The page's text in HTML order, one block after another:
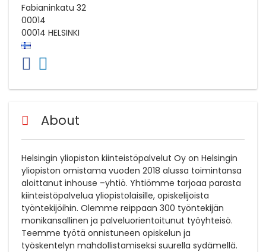
Fabianinkatu 32
00014
00014 HELSINKI
About
Helsingin yliopiston kiinteistöpalvelut Oy on Helsingin
yliopiston omistama vuoden 2018 alussa toimintansa
aloittanut inhouse –yhtiö. Yhtiömme tarjoaa parasta
kiinteistöpalvelua yliopistolaisille, opiskelijoista
työntekijöihin. Olemme reippaan 300 työntekijän
monikansallinen ja palveluorientoitunut työyhteisö.
Teemme työtä onnistuneen opiskelun ja
työskentelyn mahdollistamiseksi suurella sydämellä.